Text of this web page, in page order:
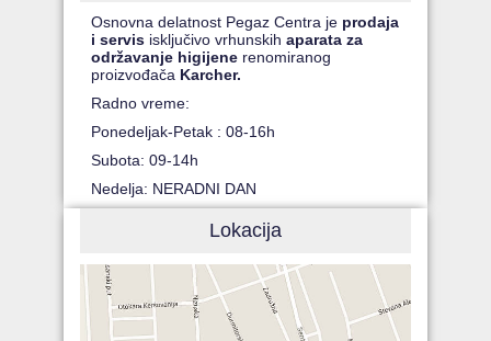
Osnovna delatnost Pegaz Centra je prodaja
i servis isključivo vrhunskihaparata za
održavanje higijene renomiranog
proizvođača Karcher.
Radno vreme:
Ponedeljak-Petak : 08-16h
Subota: 09-14h
Nedelja: NERADNI DAN
Lokacija